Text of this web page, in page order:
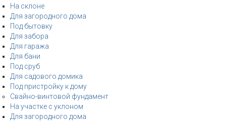
На склоне
Для загородного дома
Под бытовку
Для забора
Для гаража
Для бани
Под сруб
Для садового домика
Под пристройку к дому
Свайно-винтовой фундамент
На участке с уклоном
Для загородного дома